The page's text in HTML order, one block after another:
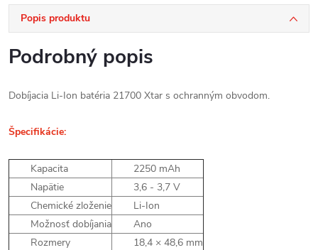
Popis produktu
Podrobný popis
Dobíjacia Li-Ion batéria 21700 Xtar s ochranným obvodom.
Špecifikácie:
Kapacita
2250 mAh
Napätie
3,6 - 3,7 V
Chemické zloženie
Li-Ion
Možnosť dobíjania
Ano
Rozmery
18,4 × 48,6 mm